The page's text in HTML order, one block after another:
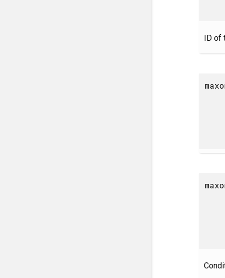
ID of